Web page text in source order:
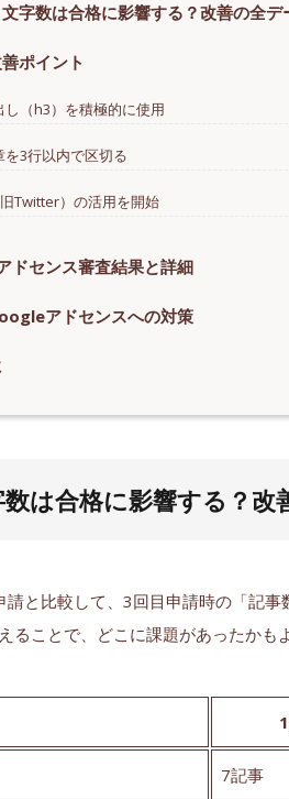
字数は合格に影響する？改善の全デ
ポイント
し（h3）を積極的に使用
を3行以内で区切る
Twitter）の活用を開始
ドセンス審査結果と詳細
アドセンスへの対策
は合格に影響する？改
請と比較して、3回目申請時の「記
ることで、どこに課題があったかも
7記事